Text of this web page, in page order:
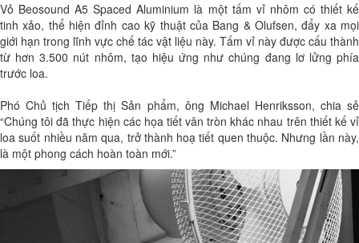
Vỏ Beosound A5 Spaced Aluminium là một tấm vỉ nhôm có thiết kế
tinh xảo, thể hiện đỉnh cao kỹ thuật của Bang & Olufsen, đẩy xa mọi
giới hạn trong lĩnh vực chế tác vật liệu này. Tấm vỉ này được cấu thành
từ hơn 3.500 nút nhôm, tạo hiệu ứng như chúng đang lơ lửng phía
trước loa.
Phó Chủ tịch Tiếp thị Sản phẩm, ông Michael Henriksson, chia sẻ
“Chúng tôi đã thực hiện các họa tiết vân tròn khác nhau trên thiết kế vỉ
loa suốt nhiều năm qua, trở thành hoạ tiết quen thuộc. Nhưng lần này,
là một phong cách hoàn toàn mới.”